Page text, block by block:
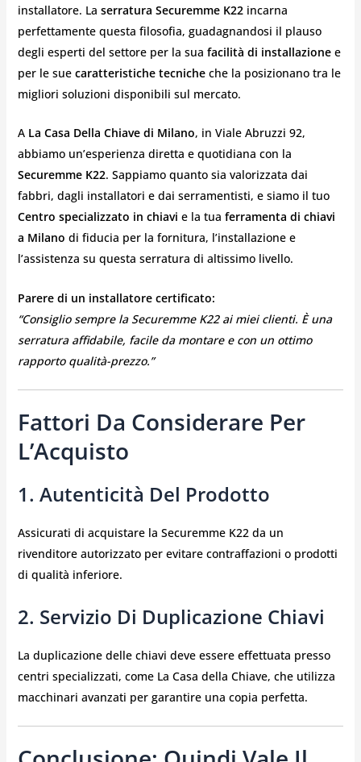
installatore. La serratura Securemme K22incarna
perfettamente questa filosofia, guadagnandosi il plauso
degli esperti del settore per la sua facilità di installazionee
per le sue caratteristiche tecnicheche la posizionano tra le
migliori soluzioni disponibili sul mercato.
A La Casa Della Chiave di Milano, in Viale Abruzzi 92,
abbiamo un’esperienza diretta e quotidiana con la
Securemme K22. Sappiamo quanto sia valorizzata dai
fabbri, dagli installatori e dai serramentisti, e siamo il tuo
Centro specializzato in chiavi e la tua ferramenta di chiavi
a Milano di fiducia per la fornitura, l’installazione e
l’assistenza su questa serratura di altissimo livello.
Parere di un installatore certificato:
“Consiglio sempre la Securemme K22 ai miei clienti. È una
serratura affidabile, facile da montare e con un ottimo
rapporto qualità-prezzo.”
Fattori Da Considerare Per
L’Acquisto
1. Autenticità Del Prodotto
Assicurati di acquistare la Securemme K22 da un
rivenditore autorizzato per evitare contraffazioni o prodotti
di qualità inferiore.
2. Servizio Di Duplicazione Chiavi
La duplicazione delle chiavi deve essere effettuata presso
centri specializzati, come La Casa della Chiave, che utilizza
macchinari avanzati per garantire una copia perfetta.